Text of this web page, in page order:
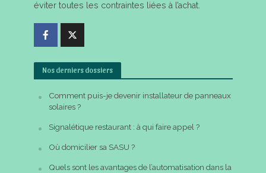
éviter toutes les contraintes liées à l’achat.
Nos derniers dossiers
Comment puis-je devenir installateur de panneaux
solaires ?
Signalétique restaurant : à qui faire appel ?
Où domicilier sa SASU ?
Quels sont les avantages de l’automatisation dans la